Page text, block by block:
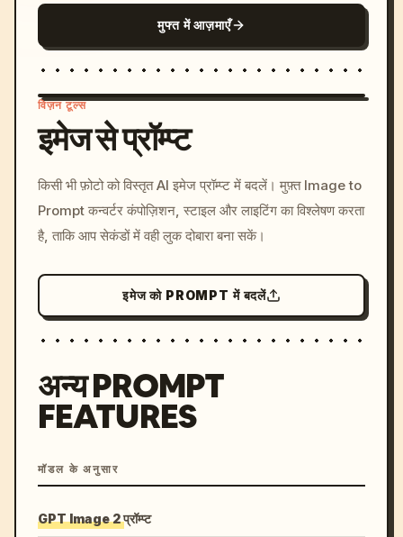
मुफ्त में आज़माएँ
c, cyberpunk sunset, neon
colors, 8k --v 6.0
विज़न टूल्स
इमेज से प्रॉम्प्ट
किसी भी फ़ोटो को विस्तृत AI इमेज प्रॉम्प्ट में बदलें। मुफ़्त Image to
Prompt कन्वर्टर कंपोज़िशन, स्टाइल और लाइटिंग का विश्लेषण करता
है, ताकि आप सेकंडों में वही लुक दोबारा बना सकें।
इमेज को PROMPT में बदलें
अन्य PROMPT
FEATURES
मॉडल के अनुसार
GPT Image 2 प्रॉम्प्ट